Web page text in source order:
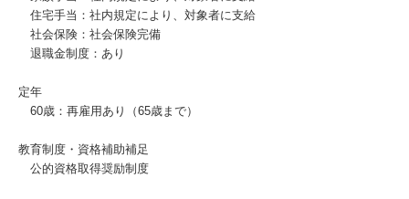
住宅手当：社内規定により、対象者に支給
社会保険：社会保険完備
退職金制度：あり
定年
60歳：再雇用あり（65歳まで）
教育制度・資格補助補足
公的資格取得奨励制度